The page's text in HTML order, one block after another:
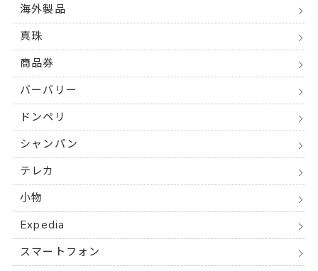
海外製品
真珠
商品券
バーバリー
ドンペリ
シャンパン
テレカ
小物
Expedia
スマートフォン